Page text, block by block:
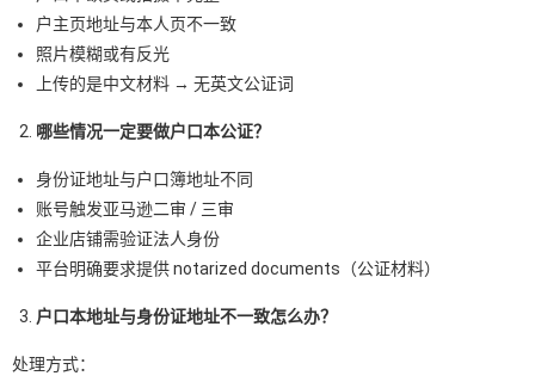
户主页地址与本人页不一致
照片模糊或有反光
上传的是中文材料 → 无英文公证词
哪些情况一定要做户口本公证？
身份证地址与户口簿地址不同
账号触发亚马逊二审 / 三审
企业店铺需验证法人身份
平台明确要求提供 notarized documents（公证材料）
户口本地址与身份证地址不一致怎么办？
处理方式：